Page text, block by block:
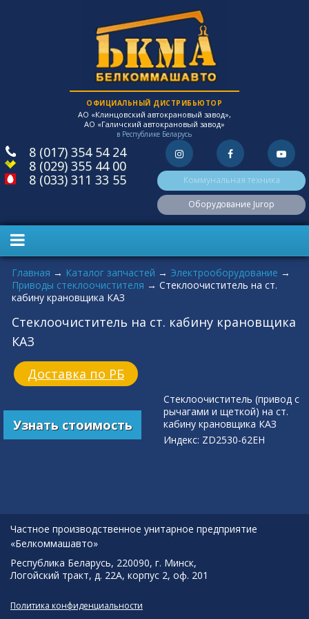
ОФИЦИАЛЬНЫЙ ДИСТРИБЬЮТОР
АО «Клинцовский автокрановый завод»,
АО «Галичский автокрановый завод»
в Республике Беларусь
8 (017) 354 54 24
8 (029) 355 44 00
8 (033) 311 33 55
Коммунальная техника
Оборудование Jurop
Вы здесь
Главная → Каталог запчастей → Электрооборудование →
Приводы стеклоочистителя → Стеклоочиститель на ст.
кабину крановщика КАЗ
Стеклоочиститель на ст. кабину крановщика
КАЗ
Доставка по РБ
Узнать стоимость
Стеклоочиститель (привод с
рычагами и щеткой) на ст.
кабину крановщика КАЗ
Индекс: ZD2530-62EH
Частное производственное унитарное предприятие
«Белкоммашавто»
Республика Беларусь, 220090, г. Минск,
Логойский тракт, д. 22А, корпус 2, оф. 201
Политика конфиденциальности